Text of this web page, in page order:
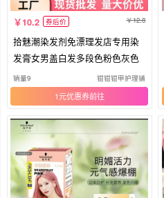
10.2 券后价 12.8
拾魅潮染发剂免漂理发店专用染
发膏女男盖白发多段色粉色灰色
销量9 钳钳钳甲护理铺
1元优惠券